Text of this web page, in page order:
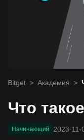
Bitget > Академия >
Что
Начинающий 2023-11-